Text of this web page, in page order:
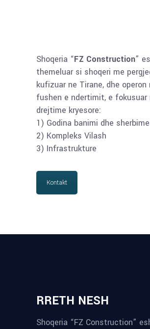
Shoqeria “FZ Construction”
themeluar si shoqeri me
kufizuar ne Tirane, dhe operon
fushen e ndertimit, e fokusuar
drejtime kryesore:
1) Godina banimi dhe
2) Kompleks Vilash
3) Infrastrukture
Kontakt
RRETH NESH
Shoqeria “FZ Construction”